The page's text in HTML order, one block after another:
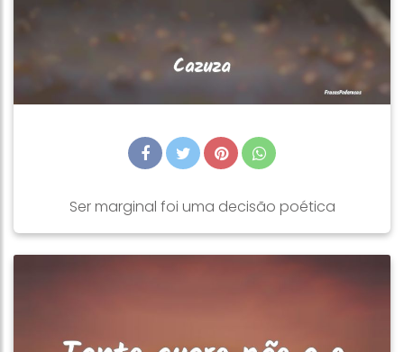
Ser marginal foi uma decisão poética